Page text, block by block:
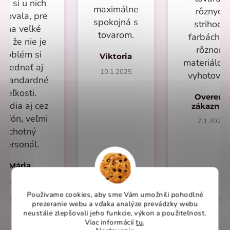
Použivame cookies, aby sme Vám umožnili pohodlné
prezeranie webu a vďaka analýze prevádzky webu
neustále zlepšovali jeho funkcie, výkon a použiteľnost.
Viac informáciítu.
si u nich
pre
veľké
že nie je
si
aj
veľkosti.
aj cez
veľmi
ochotný
personál.
Mária
1.2.2025
maximálne
spokojná s
tovarom.
Viktoria
10.1.2025
rôznych
strihoch,
farbách a
rôznom
Overený
7.1.2025